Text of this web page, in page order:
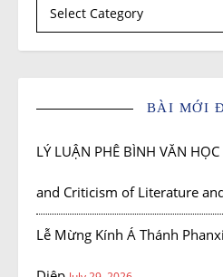
BÀI MỚI
LÝ LUẬN PHÊ BÌNH VĂN
and Criticism of Literature
Lễ Mừng Kính Á Thánh